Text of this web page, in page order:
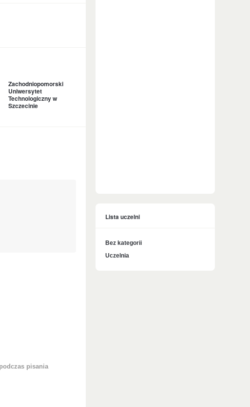
Zachodniopomorski
Uniwersytet
Technologiczny w
Szczecinie
pisania
Lista uczelni
Bez kategorii
Uczelnia